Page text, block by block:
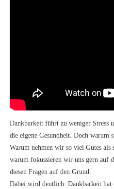
Dankbarkeit führt zu weniger Stress
die eigene Gesundheit. Doch warum
Warum nehmen wir so viel Gutes als
warum fokussieren wir uns gern auf
diesen Fragen auf den Grund.
Dabei wird deutlich: Dankbarkeit hat